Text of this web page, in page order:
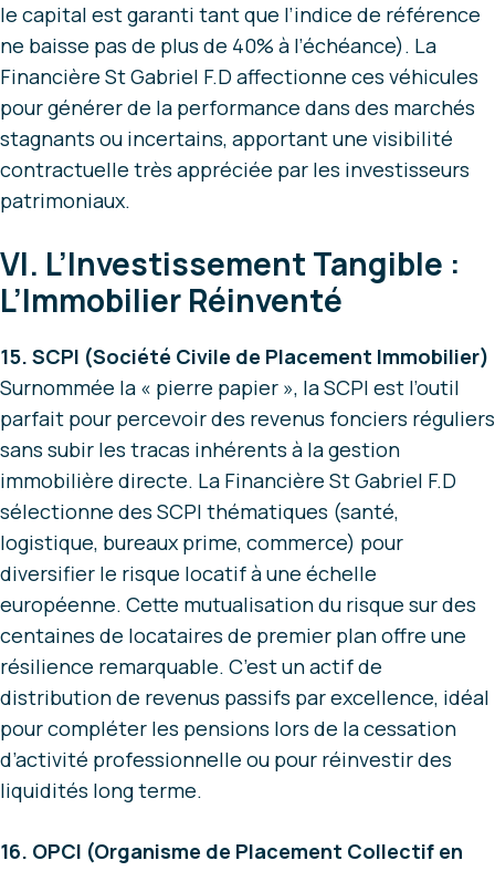
le capital est garanti tant que l’indice de référence
ne baisse pas de plus de 40% à l’échéance). La
Financière St Gabriel F.D affectionne ces véhicules
pour générer de la performance dans des marchés
stagnants ou incertains, apportant une visibilité
contractuelle très appréciée par les investisseurs
patrimoniaux.
VI. L’Investissement Tangible :
L’Immobilier Réinventé
15. SCPI (Société Civile de Placement Immobilier)
Surnommée la « pierre papier », la SCPI est l’outil
parfait pour percevoir des revenus fonciers réguliers
sans subir les tracas inhérents à la gestion
immobilière directe. La Financière St Gabriel F.D
sélectionne des SCPI thématiques (santé,
logistique, bureaux prime, commerce) pour
diversifier le risque locatif à une échelle
européenne. Cette mutualisation du risque sur des
centaines de locataires de premier plan offre une
résilience remarquable. C’est un actif de
distribution de revenus passifs par excellence, idéal
pour compléter les pensions lors de la cessation
d’activité professionnelle ou pour réinvestir des
liquidités long terme.
16. OPCI (Organisme de Placement Collectif en